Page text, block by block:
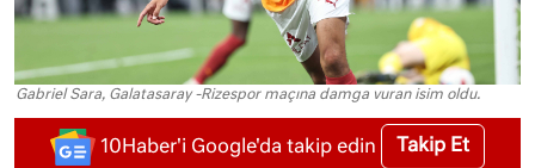
Gabriel Sara, Galatasaray -Rizespor maçına damga vuran isim oldu.
10Haber'i Google'da takip edin Takip Et